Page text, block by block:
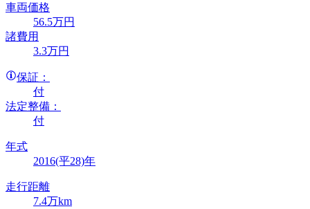
車両価格
56.5万円
諸費用
3.3万円
保証：
付
法定整備：
付
年式
2016(平28)年
走行距離
7.4万km